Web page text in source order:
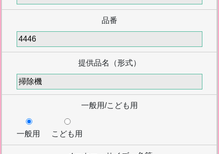
品番
提供品名（形式）
一般用/こども用
一般用 こども用